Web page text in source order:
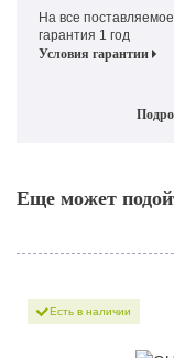
На все
гарантия 1 год
Условия гарантии
Еще может
Есть в наличии